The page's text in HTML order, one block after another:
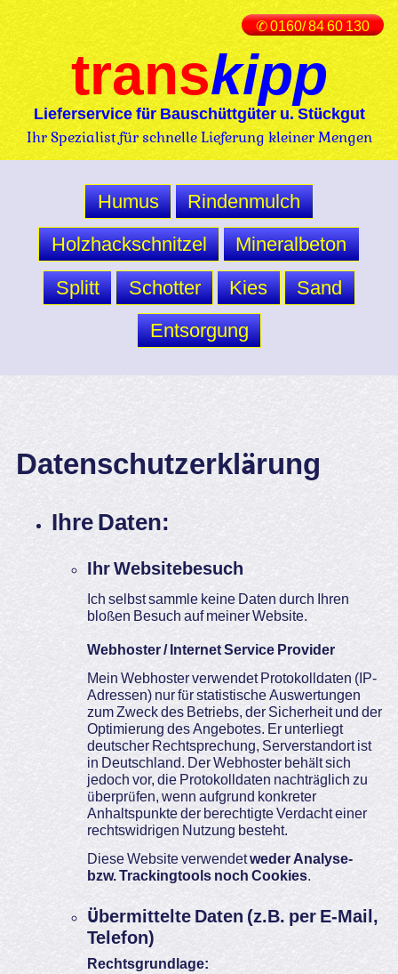
✆ 0160/ 84 60 130
transkipp
Lieferservice für Bauschüttgüter u. Stückgut
Ihr Spezialist für schnelle Lieferung kleiner Mengen
Humus
Rindenmulch
Holzhackschnitzel
Mineralbeton
Splitt
Schotter Kies
Sand
Entsorgung
Datenschutzerklärung
Ihre Daten:
Ihr Websitebesuch
Ich selbst sammle keine Daten durch Ihren
bloßen Besuch auf meiner Website.
Webhoster / Internet Service Provider
Mein Webhoster verwendet Protokolldaten (IP-
Adressen) nur für statistische Auswertungen
zum Zweck des Betriebs, der Sicherheit und der
Optimierung des Angebotes. Er unterliegt
deutscher Rechtsprechung, Serverstandort ist
in Deutschland. Der Webhoster behält sich
jedoch vor, die Protokolldaten nachträglich zu
überprüfen, wenn aufgrund konkreter
Anhaltspunkte der berechtigte Verdacht einer
rechtswidrigen Nutzung besteht.
Diese Website verwendetweder Analyse-
bzw. Trackingtools noch Cookies.
Übermittelte Daten (z.B. per E-Mail,
Telefon)
Rechtsgrundlage: